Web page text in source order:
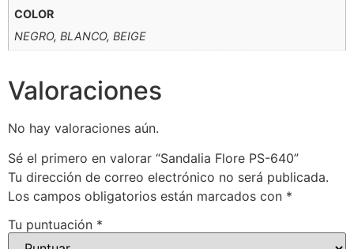
COLOR
NEGRO, BLANCO, BEIGE
Valoraciones
No hay valoraciones aún.
Sé el primero en valorar “Sandalia Flore PS-640”
Tu dirección de correo electrónico no será publicada.
Los campos obligatorios están marcados con *
Tu puntuación *